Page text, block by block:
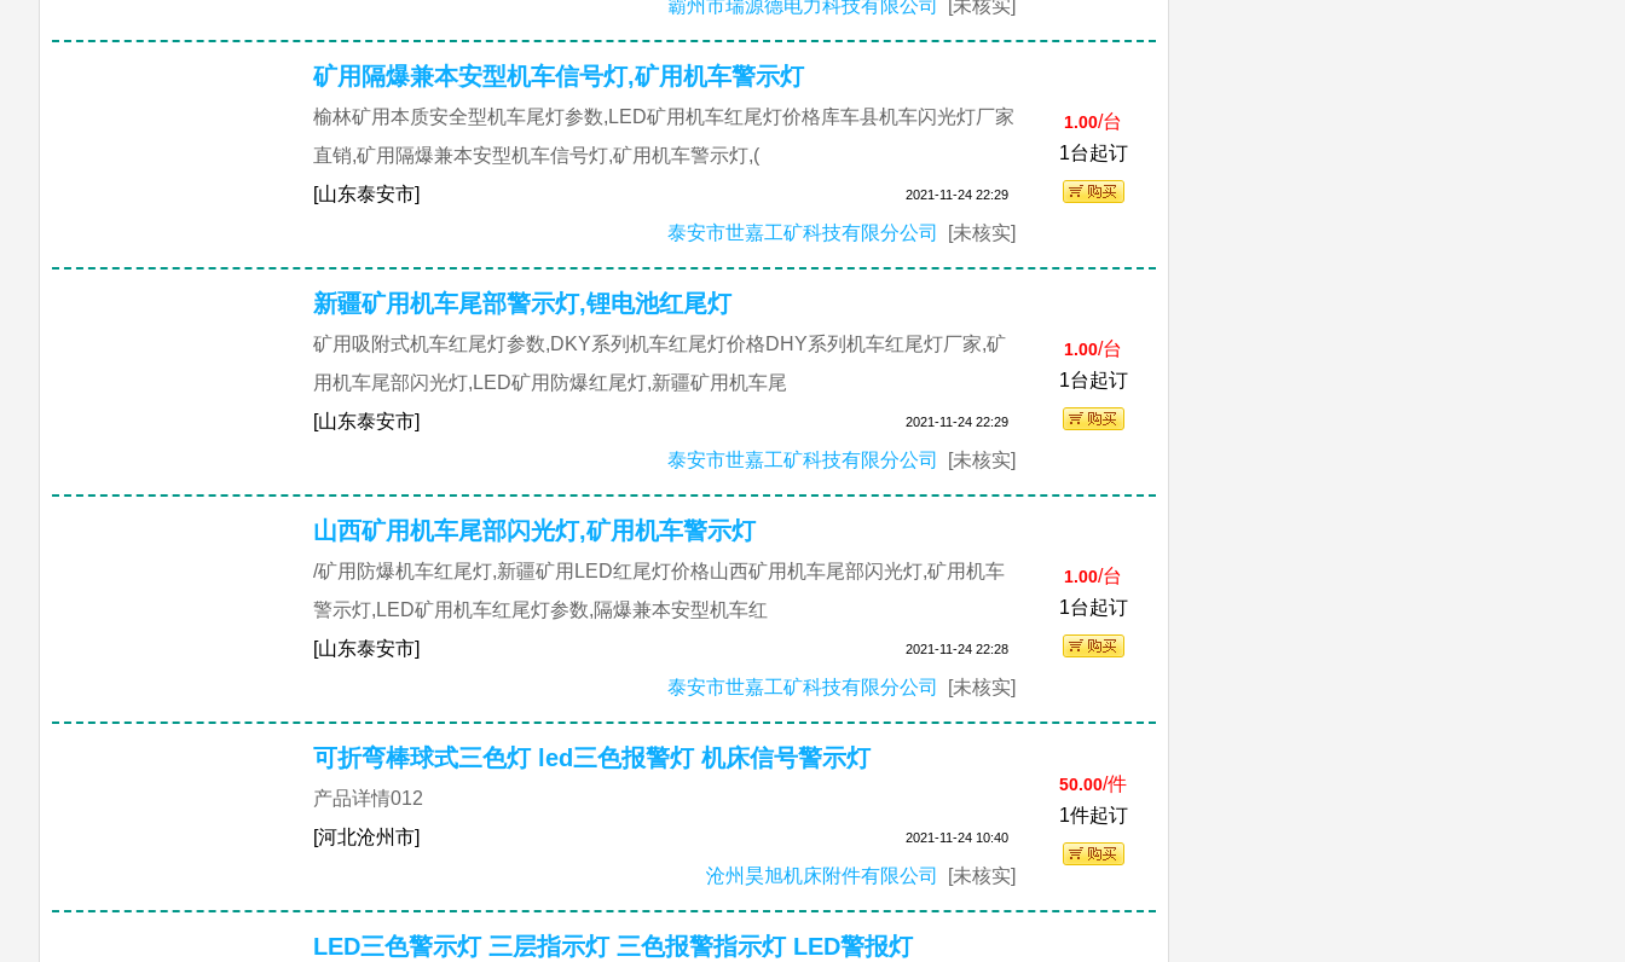
霸州市瑞源德电力科技有限公司
[未核实]
矿用隔爆兼本安型机车信号灯,矿用机车警示灯
榆林矿用本质安全型机车尾灯参数,LED矿用机车红尾灯价格库车县机车闪光灯厂家
直销,矿用隔爆兼本安型机车信号灯,矿用机车警示灯,(
2021-11-24 22:29
[山东泰安市]
泰安市世嘉工矿科技有限分公司
[未核实]
1.00/台
1台起订
新疆矿用机车尾部警示灯,锂电池红尾灯
矿用吸附式机车红尾灯参数,DKY系列机车红尾灯价格DHY系列机车红尾灯厂家,矿
用机车尾部闪光灯,LED矿用防爆红尾灯,新疆矿用机车尾
2021-11-24 22:29
[山东泰安市]
泰安市世嘉工矿科技有限分公司
[未核实]
1.00/台
1台起订
山西矿用机车尾部闪光灯,矿用机车警示灯
/矿用防爆机车红尾灯,新疆矿用LED红尾灯价格山西矿用机车尾部闪光灯,矿用机车
警示灯,LED矿用机车红尾灯参数,隔爆兼本安型机车红
2021-11-24 22:28
[山东泰安市]
泰安市世嘉工矿科技有限分公司
[未核实]
1.00/台
1台起订
可折弯棒球式三色灯 led三色报警灯 机床信号警示灯
产品详情012
2021-11-24 10:40
[河北沧州市]
沧州昊旭机床附件有限公司
[未核实]
50.00/件
1件起订
LED三色警示灯 三层指示灯 三色报警指示灯 LED警报灯